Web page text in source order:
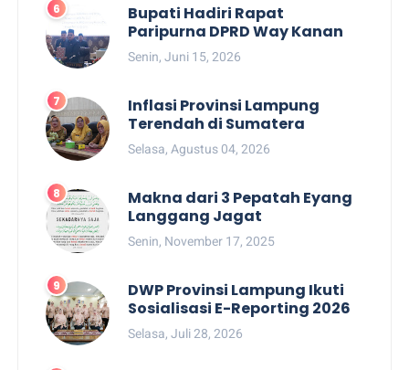
Bupati Hadiri Rapat
Paripurna DPRD Way Kanan
Senin, Juni 15, 2026
Inflasi Provinsi Lampung
Terendah di Sumatera
Selasa, Agustus 04, 2026
Makna dari 3 Pepatah Eyang
Langgang Jagat
Senin, November 17, 2025
DWP Provinsi Lampung Ikuti
Sosialisasi E-Reporting 2026
Selasa, Juli 28, 2026